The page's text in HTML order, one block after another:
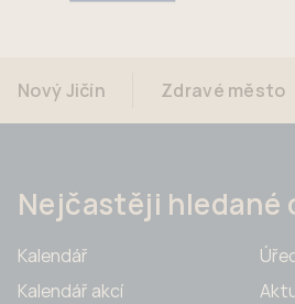
Nový Jičín Zdravé město
Nejčastěji hledané
Kalendář
Kalendář akcí